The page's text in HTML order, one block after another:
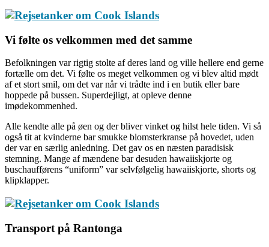
Vi følte os velkommen med det samme
Befolkningen var rigtig stolte af deres land og ville hellere end gerne
fortælle om det. Vi følte os meget velkommen og vi blev altid mødt
af et stort smil, om det var når vi trådte ind i en butik eller bare
hoppede på bussen. Superdejligt, at opleve denne
imødekommenhed.
Alle kendte alle på øen og der bliver vinket og hilst hele tiden. Vi så
også tit at kvinderne bar smukke blomsterkranse på hovedet, uden
der var en særlig anledning. Det gav os en næsten paradisisk
stemning. Mange af mændene bar desuden hawaiiskjorte og
buschaufførens “uniform” var selvfølgelig hawaiiskjorte, shorts og
klipklapper.
Transport på Rantonga